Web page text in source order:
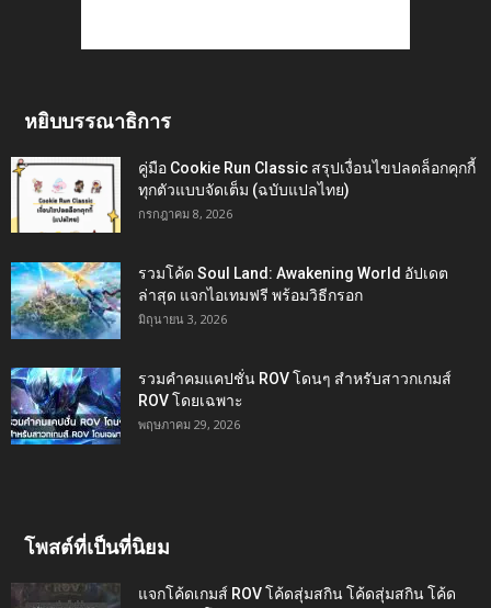
หยิบบรรณาธิการ
คู่มือ Cookie Run Classic สรุปเงื่อนไขปลดล็อกคุกกี้
ทุกตัวแบบจัดเต็ม (ฉบับแปลไทย)
กรกฎาคม 8, 2026
รวมโค้ด Soul Land: Awakening World อัปเดต
ล่าสุด แจกไอเทมฟรี พร้อมวิธีกรอก
มิถุนายน 3, 2026
รวมคำคมแคปชั่น ROV โดนๆ สำหรับสาวกเกมส์
ROV โดยเฉพาะ
พฤษภาคม 29, 2026
โพสต์ที่เป็นที่นิยม
แจกโค้ดเกมส์ ROV โค้ดสุ่มสกิน โค้ดสุ่มสกิน โค้ด